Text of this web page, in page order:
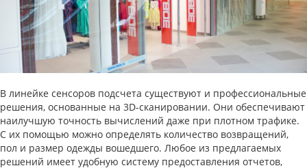
В линейке сенсоров подсчета существуют и профессиональные
решения, основанные на 3D-сканировании. Они обеспечивают
наилучшую точность вычислений даже при плотном трафике.
С их помощью можно определять количество возвращений,
пол и размер одежды вошедшего. Любое из предлагаемых
решений имеет удобную систему предоставления отчетов,